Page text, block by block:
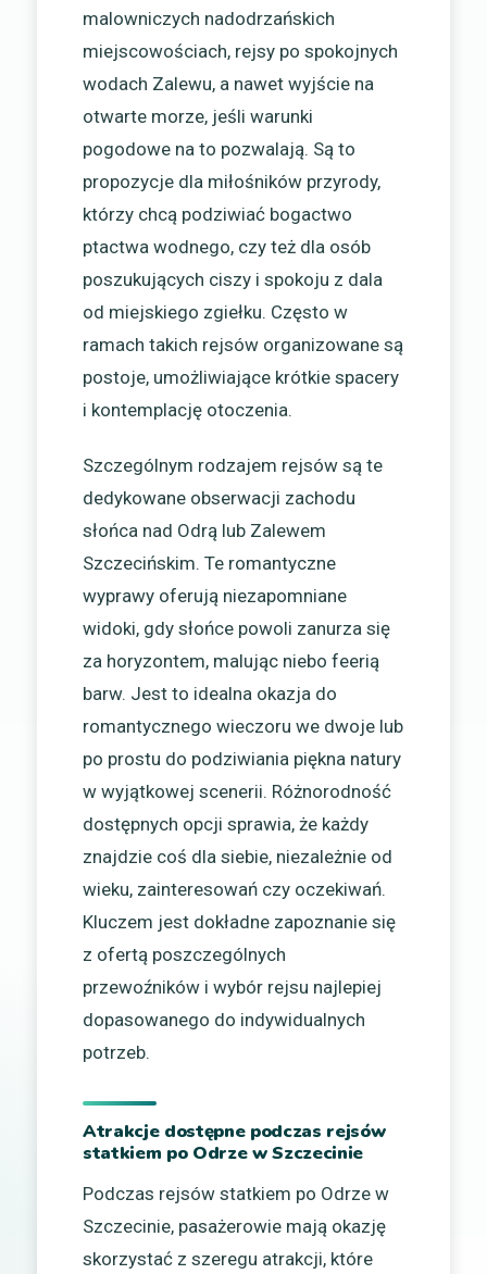
malowniczych nadodrzańskich
miejscowościach, rejsy po spokojnych
wodach Zalewu, a nawet wyjście na
otwarte morze, jeśli warunki
pogodowe na to pozwalają. Są to
propozycje dla miłośników przyrody,
którzy chcą podziwiać bogactwo
ptactwa wodnego, czy też dla osób
poszukujących ciszy i spokoju z dala
od miejskiego zgiełku. Często w
ramach takich rejsów organizowane są
postoje, umożliwiające krótkie spacery
i kontemplację otoczenia.
Szczególnym rodzajem rejsów są te
dedykowane obserwacji zachodu
słońca nad Odrą lub Zalewem
Szczecińskim. Te romantyczne
wyprawy oferują niezapomniane
widoki, gdy słońce powoli zanurza się
za horyzontem, malując niebo feerią
barw. Jest to idealna okazja do
romantycznego wieczoru we dwoje lub
po prostu do podziwiania piękna natury
w wyjątkowej scenerii. Różnorodność
dostępnych opcji sprawia, że każdy
znajdzie coś dla siebie, niezależnie od
wieku, zainteresowań czy oczekiwań.
Kluczem jest dokładne zapoznanie się
z ofertą poszczególnych
przewoźników i wybór rejsu najlepiej
dopasowanego do indywidualnych
potrzeb.
Atrakcje dostępne podczas rejsów
statkiem po Odrze w Szczecinie
Podczas rejsów statkiem po Odrze w
Szczecinie, pasażerowie mają okazję
skorzystać z szeregu atrakcji, które